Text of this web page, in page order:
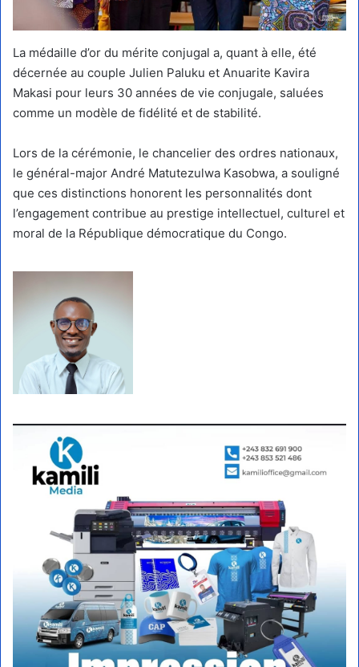
La médaille d’or du mérite conjugal a, quant à elle, été
décernée au couple Julien Paluku et Anuarite Kavira
Makasi pour leurs 30 années de vie conjugale, saluées
comme un modèle de fidélité et de stabilité.
Lors de la cérémonie, le chancelier des ordres nationaux,
le général-major André Matutezulwa Kasobwa, a souligné
que ces distinctions honorent les personnalités dont
l’engagement contribue au prestige intellectuel, culturel et
moral de la République démocratique du Congo.